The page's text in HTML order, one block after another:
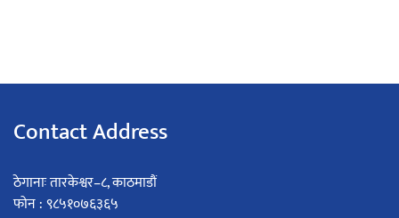
Contact Address
ठेगानाः तारकेश्वर–८, काठमाडौं
फोन : ९८५१०७६३६५